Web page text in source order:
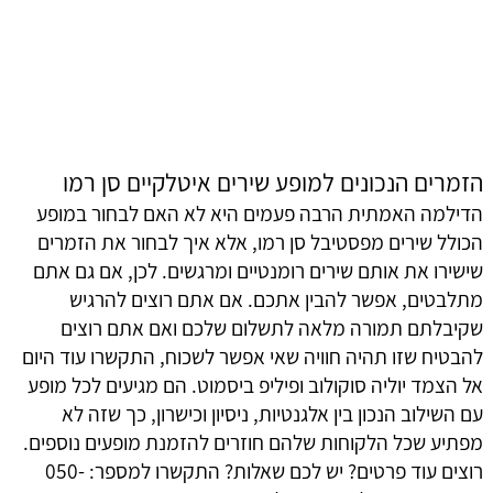
שירי סן רמו
מידי פעם אתם נזכרים בערגה באיטליה הנפלאה והרחוקה?
רוצים ליהנות מכמה רגעים של שירים איטלקים שימלאו את
האווירה ואת החלל? שירי סן רמו ידועים ברחבי העולם כולו, כך
שאם גם אתם צמאים לחוויה מרגשת שאי אפשר לעמוד בפניה,
למה שלא תזמינו לעצמכם מופע פרטי כזה? הצמד יוליה
סוקולוב ופיליפ ביסמוט הם הבחירה הכי טובה שיש למופעים
מהסוג הזה. התקשרו, ספרו להם על איזה מופע אתם חולמים
והם כבר יציעו לכם חוויה בלתי נשכחת ומהנה.